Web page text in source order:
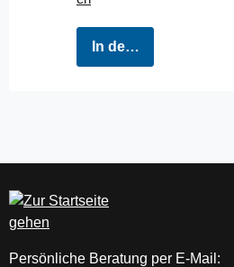
In den Warenkorb
Persönliche Beratung per E-Mail: